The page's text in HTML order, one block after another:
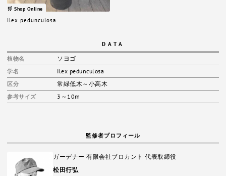
🛒 Shop Online
Ilex pedunculosa
DATA
植物名 ソヨゴ
学名 Ilex pedunculosa
区分 常緑低木～小高木
参考サイズ 3～10m
監修者プロフィール
ガーデナー 有限会社ブロカント 代表取締役
松田行弘